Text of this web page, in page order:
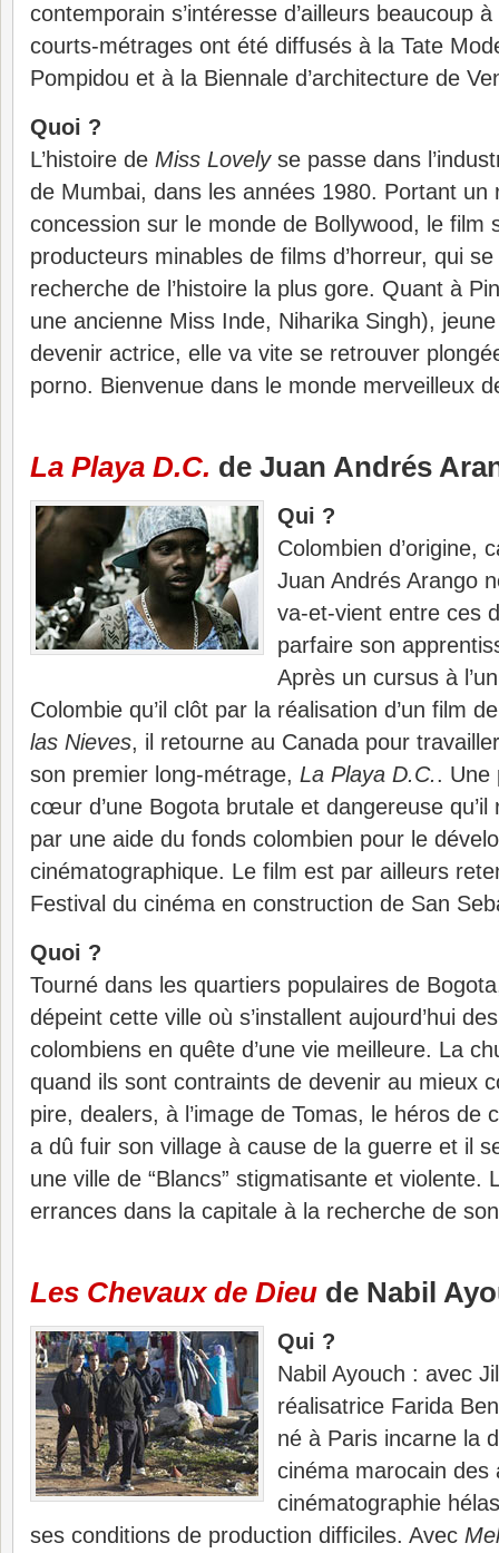
contemporain s’intéresse d’ailleurs beaucoup
courts-métrages ont été diffusés à la Tate
Pompidou et à la Biennale d’architecture de
Quoi ?
L’histoire de Miss Lovelyse passe dans
de Mumbai, dans les années 1980. Portant un
concession sur le monde de Bollywood, le film
producteurs minables de films d’horreur, qui
recherche de l’histoire la plus gore. Quant à
une ancienne Miss Inde, Niharika Singh),
devenir actrice, elle va vite se retrouver
porno. Bienvenue dans le monde merveilleux
La Playa D.C. de Juan Andrés
Qui ?
Colombien d’origine,
Juan Andrés Arango
va-et-vient entre ces
parfaire son
Après un cursus à
Colombie qu’il clôt par la réalisation d’un film
las Nieves, il retourne au Canada pour
son premier long-métrage, La Playa D.C.. Une
cœur d’une Bogota brutale et dangereuse
par une aide du fonds colombien pour le
cinématographique. Le film est par ailleurs
Festival du cinéma en construction de San
Quoi ?
Tourné dans les quartiers populaires de
dépeint cette ville où s’installent aujourd’hui
colombiens en quête d’une vie meilleure. La
quand ils sont contraints de devenir au mieux
pire, dealers, à l’image de Tomas, le héros de
a dû fuir son village à cause de la guerre et il
une ville de “Blancs” stigmatisante et violente.
errances dans la capitale à la recherche de
Les Chevaux de Dieu de Nabil
Qui ?
Nabil Ayouch : avec
réalisatrice Farida
né à Paris incarne la
cinéma marocain des
cinématographie
ses conditions de production difficiles. Avec